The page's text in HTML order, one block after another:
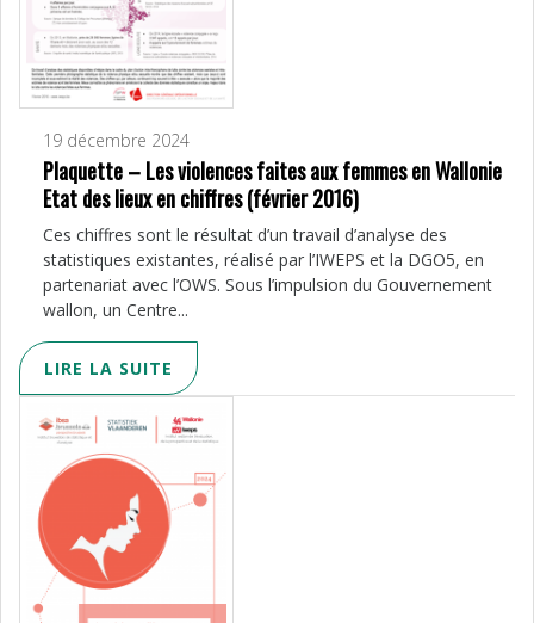
19 décembre 2024
Plaquette – Les violences faites aux femmes en Wallonie
Etat des lieux en chiffres (février 2016)
Ces chiffres sont le résultat d’un travail d’analyse des
statistiques existantes, réalisé par l’IWEPS et la DGO5, en
partenariat avec l’OWS. Sous l’impulsion du Gouvernement
wallon, un Centre...
LIRE LA SUITE